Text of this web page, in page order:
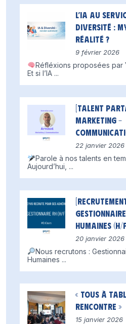
L’IA au
diversité :
réalité ?
9 février 2026
Réfléxions proposées par
Et si l’IA ...
[Talent
Marketing –
22 janvier 2026
Parole à nos talents en
Aujourd’hui, ...
Humaines (H/
20 janvier 2026
Nous recrutons :
Humaines ...
« Tous à
Rencontre »
15 janvier 2026